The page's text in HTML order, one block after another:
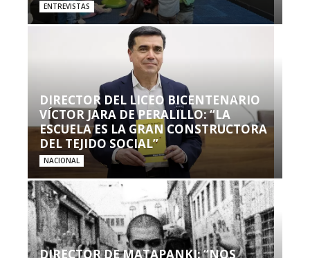
ENTREVISTAS
DIRECTOR DEL LICEO BICENTENARIO
VÍCTOR JARA DE PERALILLO: “LA
ESCUELA ES LA GRAN CONSTRUCTORA
DEL TEJIDO SOCIAL”
NACIONAL
DIRECTOR DE MATAPANKI: “NOS